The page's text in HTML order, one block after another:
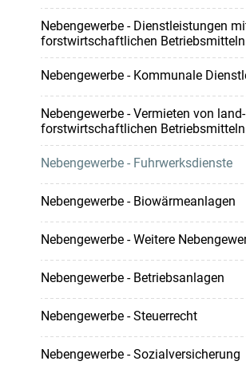
Nebengewerbe - Dienstleistungen
forstwirtschaftlichen Betriebsmitteln
Nebengewerbe - Kommunale
Nebengewerbe - Vermieten von
forstwirtschaftlichen Betriebsmitteln
Nebengewerbe - Fuhrwerksdienste
Nebengewerbe - Biowärmeanlagen
Nebengewerbe - Weitere
Nebengewerbe - Betriebsanlagen
Nebengewerbe - Steuerrecht
Nebengewerbe - Sozialversicherung